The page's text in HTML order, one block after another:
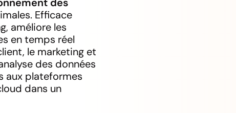
Efficace
améliore les
en temps réel
le marketing et
des données
aux plateformes
dans un